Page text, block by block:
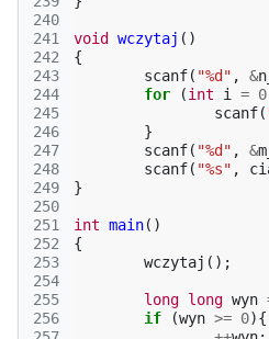
240
241
242
243
244
245
246
247
248
249
250
251
252
253
254
255
256
void wczytaj ()
{
scanf( "%d" , &
for
(int i = 0
scanf(
}
scanf( "%d" , &
scanf( "%s" ,
}
int main()
{
wczytaj ();
long long wyn
if
(wyn >= 0){